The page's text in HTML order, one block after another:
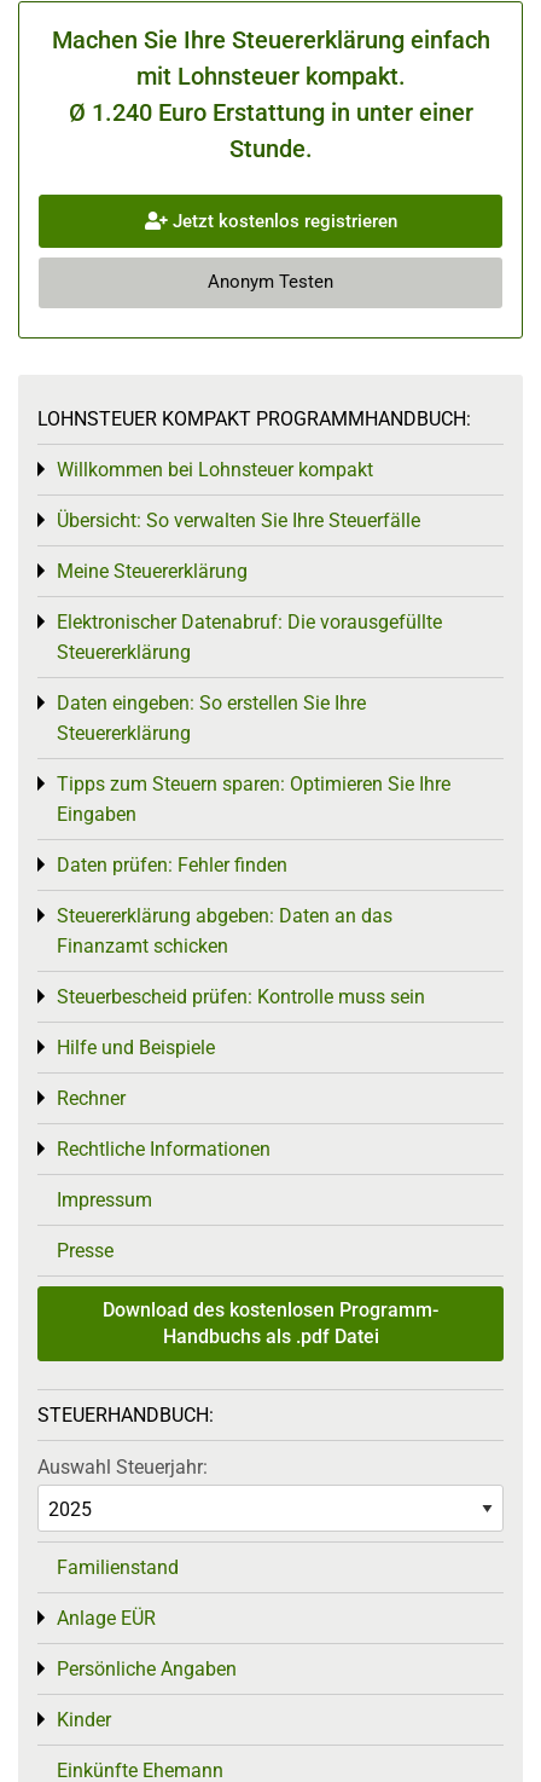
Machen Sie Ihre Steuererklärung einfach
mit Lohnsteuer kompakt.
Ø 1.240 Euro Erstattung in unter einer
Stunde.
Jetzt kostenlos registrieren
Anonym Testen
LOHNSTEUER KOMPAKT PROGRAMMHANDBUCH:
Willkommen bei Lohnsteuer kompakt
Toggle menu
Übersicht: So verwalten Sie Ihre Steuerfälle
Toggle menu
Meine Steuererklärung
Toggle menu
Elektronischer Datenabruf: Die vorausgefüllte
Steuererklärung
Toggle menu
Daten eingeben: So erstellen Sie Ihre
Steuererklärung
Toggle menu
Tipps zum Steuern sparen: Optimieren Sie Ihre
Eingaben
Toggle menu
Daten prüfen: Fehler finden
Toggle menu
Steuererklärung abgeben: Daten an das
Finanzamt schicken
Toggle menu
Steuerbescheid prüfen: Kontrolle muss sein
Toggle menu
Hilfe und Beispiele
Toggle menu
Rechner
Toggle menu
Rechtliche Informationen
Toggle menu
Impressum
Presse
Download des kostenlosen Programm-
Handbuchs als .pdf Datei
STEUERHANDBUCH:
Auswahl Steuerjahr:
Familienstand
Anlage EÜR
Toggle menu
Persönliche Angaben
Toggle menu
Kinder
Toggle menu
Einkünfte Ehemann